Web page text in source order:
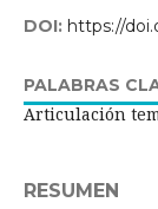
DOI: https://
PALABRAS
Articulación
RESUMEN